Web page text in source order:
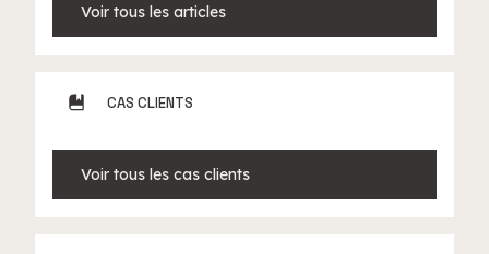
Voir tous les articles
CAS CLIENTS
Voir tous les cas clients